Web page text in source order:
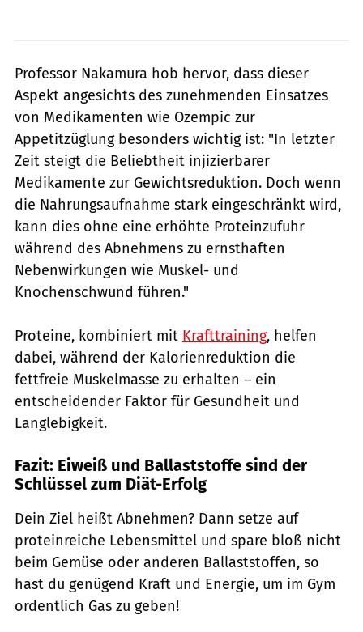
Professor Nakamura hob hervor, dass dieser
Aspekt angesichts des zunehmenden Einsatzes
von Medikamenten wie Ozempic zur
Appetitzüglung besonders wichtig ist: "In letzter
Zeit steigt die Beliebtheit injizierbarer
Medikamente zur Gewichtsreduktion. Doch wenn
die Nahrungsaufnahme stark eingeschränkt wird,
kann dies ohne eine erhöhte Proteinzufuhr
während des Abnehmens zu ernsthaften
Nebenwirkungen wie Muskel- und
Knochenschwund führen."
Proteine, kombiniert mit Krafttraining, helfen
dabei, während der Kalorienreduktion die
fettfreie Muskelmasse zu erhalten – ein
entscheidender Faktor für Gesundheit und
Langlebigkeit.
Fazit: Eiweiß und Ballaststoffe sind der
Schlüssel zum Diät-Erfolg
Dein Ziel heißt Abnehmen? Dann setze auf
proteinreiche Lebensmittel und spare bloß nicht
beim Gemüse oder anderen Ballaststoffen, so
hast du genügend Kraft und Energie, um im Gym
ordentlich Gas zu geben!